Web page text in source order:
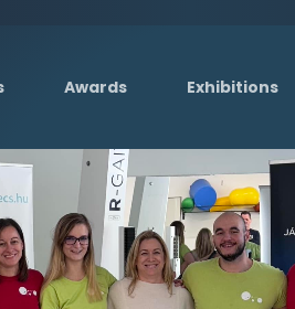
Awards Exhibitions